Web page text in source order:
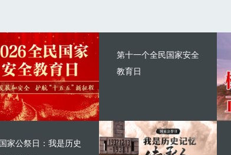
第十一个全民国家安全
教育日
国家公祭日：我是历史